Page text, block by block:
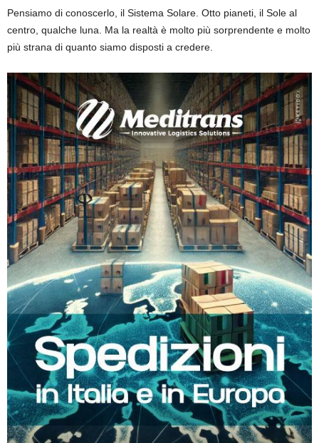
Pensiamo di conoscerlo, il Sistema Solare. Otto pianeti, il Sole al
centro, qualche luna. Ma la realtà è molto più sorprendente e molto
più strana di quanto siamo disposti a credere.